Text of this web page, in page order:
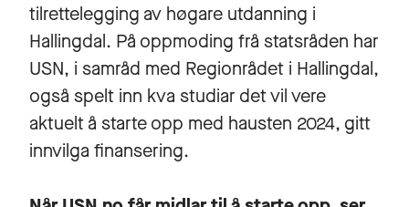
tilrettelegging av høgare utdanning i
Hallingdal. På oppmoding frå statsråden har
USN, i samråd med Regionrådet i Hallingdal,
også spelt inn kva studiar det vil vere
aktuelt å starte opp med hausten 2024, gitt
innvilga finansering.